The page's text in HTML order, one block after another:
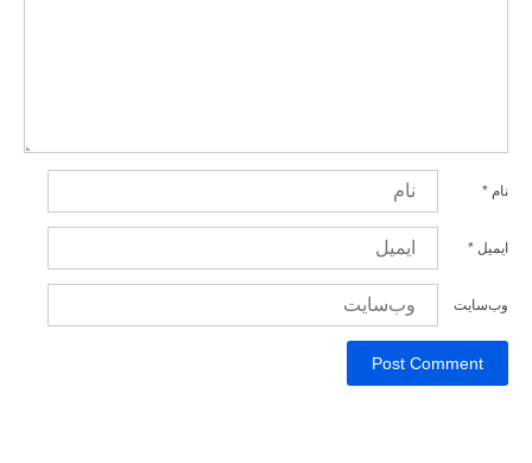
نام *
ایمیل *
وب‌سایت